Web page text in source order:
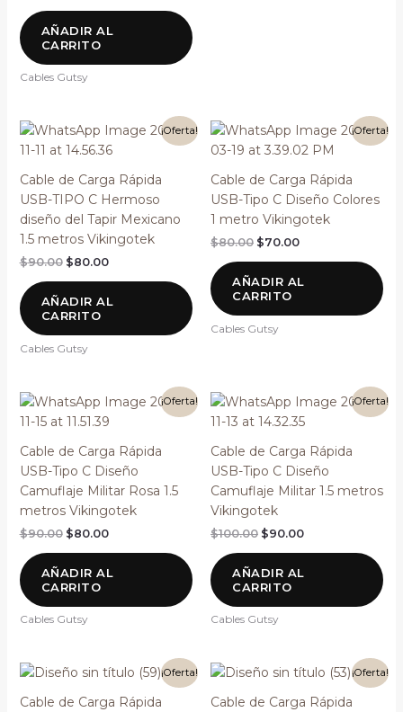
AÑADIR AL
CARRITO
Cables Gutsy
¡Oferta!
Cable de Carga Rápida
USB-TIPO C Hermoso
diseño del Tapir Mexicano
1.5 metros Vikingotek
$90.00
El
precio
original
$90.00.
$80.00
El
precio
actual
$80.00.
AÑADIR AL
CARRITO
Cables Gutsy
¡Oferta!
Cable de Carga Rápida
USB-Tipo C Diseño Colores
1 metro Vikingotek
$80.00
El
precio
original
$80.00.
$70.00
El
precio
actual
$70.00.
AÑADIR AL
CARRITO
Cables Gutsy
¡Oferta!
Cable de Carga Rápida
USB-Tipo C Diseño
Camuflaje Militar Rosa 1.5
metros Vikingotek
$90.00
El
precio
original
$90.00.
$80.00
El
precio
actual
$80.00.
AÑADIR AL
CARRITO
Cables Gutsy
¡Oferta!
Cable de Carga Rápida
USB-Tipo C Diseño
Camuflaje Militar 1.5 metros
Vikingotek
$100.00
El
precio
original
$100.00.
$90.00
El
precio
actual
$90.00.
AÑADIR AL
CARRITO
Cables Gutsy
¡Oferta!
Cable de Carga Rápida
El
original
El
precio
actual
¡Oferta!
Cable de Carga Rápida
El
original
El
precio
actual